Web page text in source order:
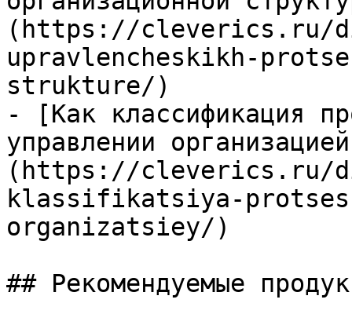
(https://cleverics.ru/
upravlencheskikh-
strukture/)
- [Как классификация
управлении
(https://cleverics.ru/
klassifikatsiya-
organizatsiey/)
## Рекомендуемые